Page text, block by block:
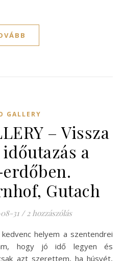
GALLERY
– Vissza
a
Gutach
31 / 2 hozzászólás
hogy jó idő legyen és
azt szerettem, ha húsvét,